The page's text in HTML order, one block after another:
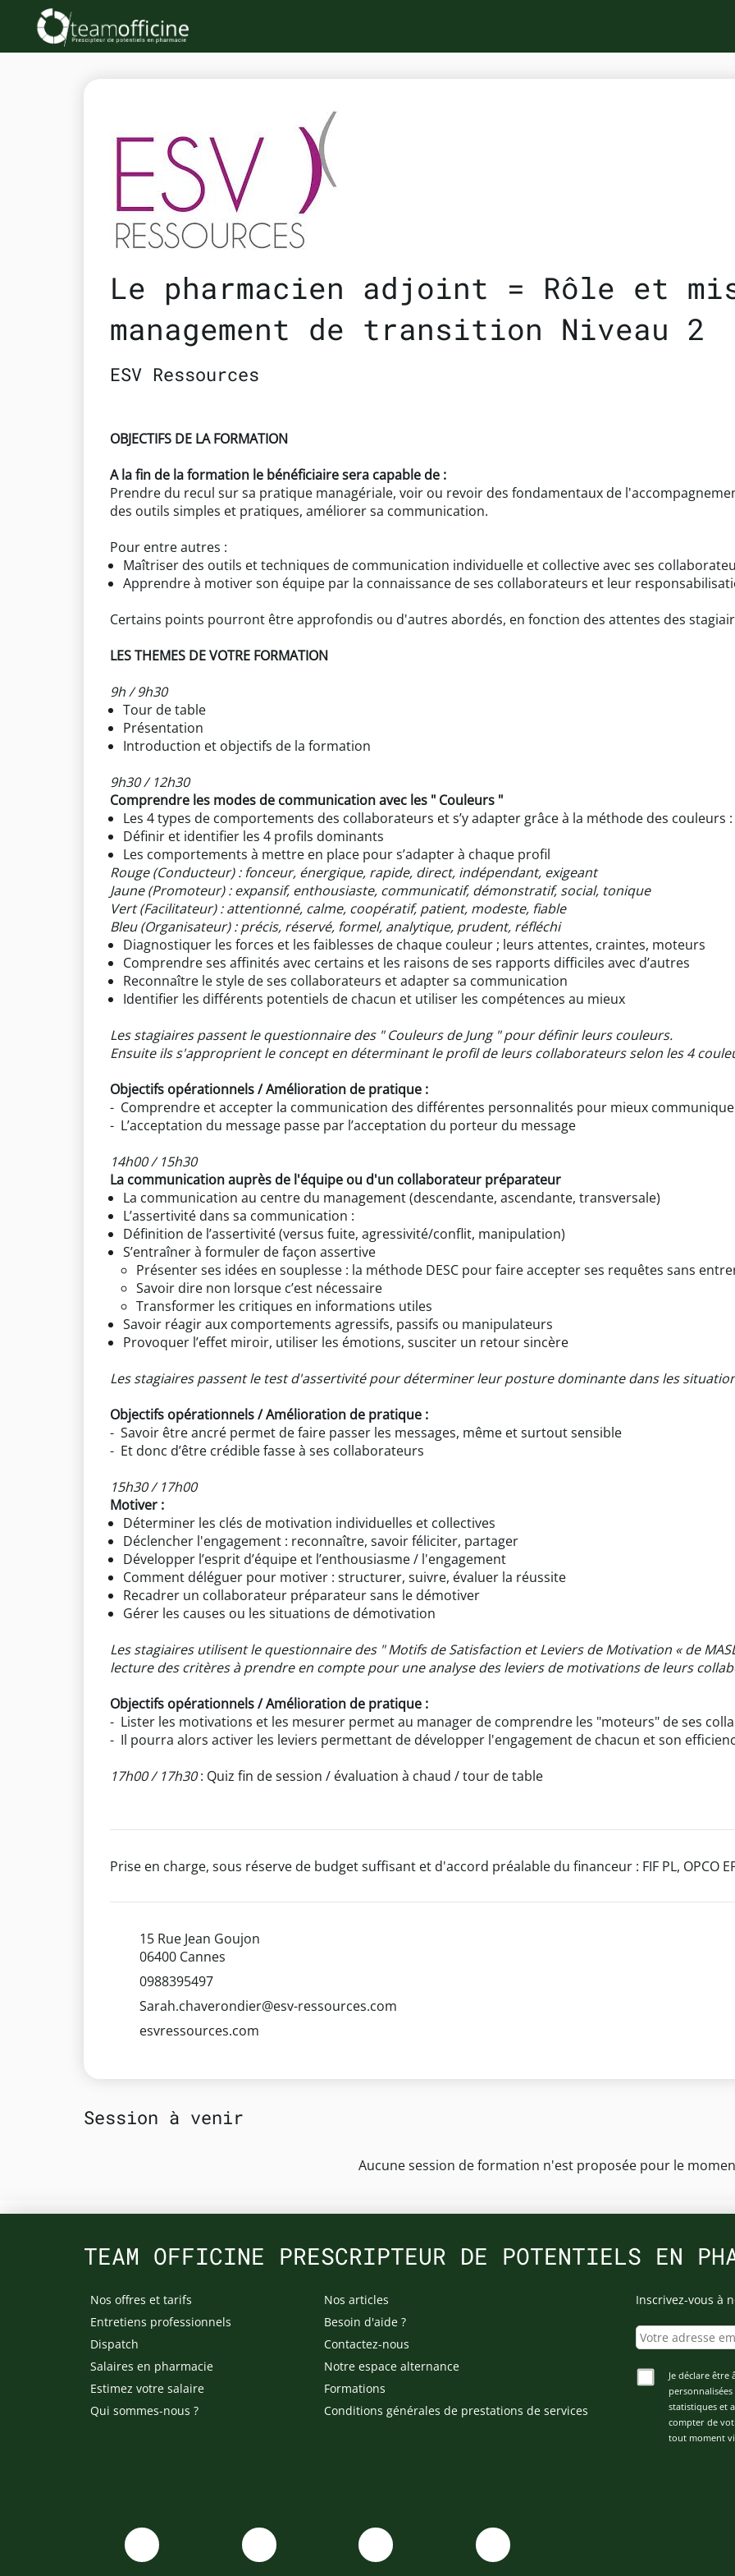
Le pharmacien adjoint = Rôle et
management de transition Niveau 2
ESV Ressources
OBJECTIFS DE LA FORMATION
A la fin de la formation le bénéficiaire sera capable de :
Prendre du recul sur sa pratique managériale, voir ou revoir des fondamentaux de
des outils simples et pratiques, améliorer sa communication.
Pour entre autres :
Maîtriser des outils et techniques de communication individuelle et collective avec ses
Apprendre à motiver son équipe par la connaissance de ses collaborateurs et leur
Certains points pourront être approfondis ou d'autres abordés, en fonction des attentes des
LES THEMES DE VOTRE FORMATION
9h / 9h30
Tour de table
Présentation
Introduction et objectifs de la formation
9h30 / 12h30
Comprendre les modes de communication avec les " Couleurs "
Les 4 types de comportements des collaborateurs et s’y adapter grâce à la méthode des couleurs :
Définir et identifier les 4 profils dominants
Les comportements à mettre en place pour s’adapter à chaque profil
Rouge (Conducteur) : fonceur, énergique, rapide, direct, indépendant, exigeant
Jaune (Promoteur) : expansif, enthousiaste, communicatif, démonstratif, social, tonique
Vert (Facilitateur) : attentionné, calme, coopératif, patient, modeste, fiable
Bleu (Organisateur) : précis, réservé, formel, analytique, prudent, réfléchi
Diagnostiquer les forces et les faiblesses de chaque couleur ; leurs attentes, craintes, moteurs
Comprendre ses affinités avec certains et les raisons de ses rapports difficiles avec d’autres
Reconnaître le style de ses collaborateurs et adapter sa communication
Identifier les différents potentiels de chacun et utiliser les compétences au mieux
Les stagiaires passent le questionnaire des " Couleurs de Jung " pour définir leurs couleurs.
Ensuite ils s'approprient le concept en déterminant le profil de leurs collaborateurs selon les 4
Objectifs opérationnels / Amélioration de pratique :
- Comprendre et accepter la communication des différentes personnalités pour mieux
- L’acceptation du message passe par l’acceptation du porteur du message
14h00 / 15h30
La communication auprès de l'équipe ou d'un collaborateur préparateur
La communication au centre du management (descendante, ascendante, transversale)
L’assertivité dans sa communication :
Définition de l’assertivité (versus fuite, agressivité/conflit, manipulation)
S’entraîner à formuler de façon assertive
Présenter ses idées en souplesse : la méthode DESC pour faire accepter ses requêtes sans
Savoir dire non lorsque c’est nécessaire
Transformer les critiques en informations utiles
Savoir réagir aux comportements agressifs, passifs ou manipulateurs
Provoquer l’effet miroir, utiliser les émotions, susciter un retour sincère
Les stagiaires passent le test d'assertivité pour déterminer leur posture dominante dans les
Objectifs opérationnels / Amélioration de pratique :
- Savoir être ancré permet de faire passer les messages, même et surtout sensible
- Et donc d’être crédible fasse à ses collaborateurs
15h30 / 17h00
Motiver :
Déterminer les clés de motivation individuelles et collectives
Déclencher l'engagement : reconnaître, savoir féliciter, partager
Développer l’esprit d’équipe et l’enthousiasme / l'engagement
Comment déléguer pour motiver : structurer, suivre, évaluer la réussite
Recadrer un collaborateur préparateur sans le démotiver
Gérer les causes ou les situations de démotivation
Les stagiaires utilisent le questionnaire des " Motifs de Satisfaction et Leviers de Motivation « de
lecture des critères à prendre en compte pour une analyse des leviers de motivations de leurs
Objectifs opérationnels / Amélioration de pratique :
- Lister les motivations et les mesurer permet au manager de comprendre les "moteurs" de ses
- Il pourra alors activer les leviers permettant de développer l'engagement de chacun et son
17h00 / 17h30: Quiz fin de session / évaluation à chaud / tour de table
Prise en charge, sous réserve de budget suffisant et d'accord préalable du financeur : FIF PL, OPCO
15 Rue Jean Goujon
06400 Cannes
0988395497
Sarah.chaverondier@esv-ressources.com
esvressources.com
Session à venir
Aucune session de formation n'est proposée pour le
TEAM OFFICINE PRESCRIPTEUR DE POTENTIELS EN
Nos offres et tarifs
Entretiens professionnels
Dispatch
Salaires en pharmacie
Estimez votre salaire
Qui sommes-nous ?
Nos articles
Besoin d'aide ?
Contactez-nous
Notre espace alternance
Formations
Conditions générales de prestations de services
Inscrivez-vous à
Je déclare être
statistiques et
compter de
tout moment